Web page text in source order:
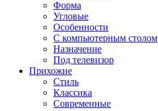
Форма
Угловые
Особенности
С компьютерным столом
Назначение
Под телевизор
Прихожие
Стиль
Классика
Современные